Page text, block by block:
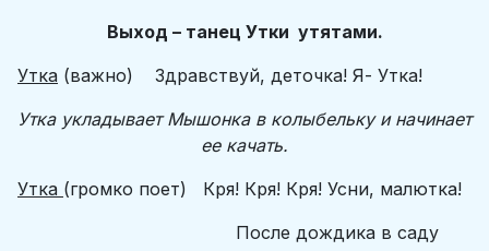
Выход – танец Утки утятами.
Утка (важно) Здравствуй, деточка! Я- Утка!
Утка укладывает Мышонка в колыбельку и начинает
ее качать.
Утка (громко поет) Кря! Кря! Кря! Усни, малютка!
После дождика в саду